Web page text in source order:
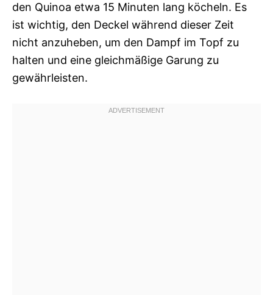
den Quinoa etwa 15 Minuten lang köcheln. Es
ist wichtig, den Deckel während dieser Zeit
nicht anzuheben, um den Dampf im Topf zu
halten und eine gleichmäßige Garung zu
gewährleisten.